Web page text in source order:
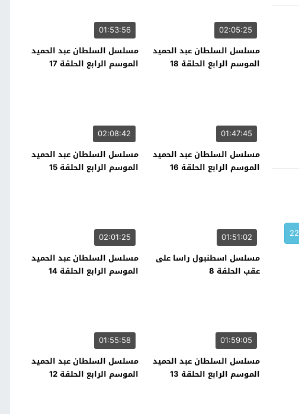
02:05:25
مسلسل السلطان عبد الحميد
الموسم الرابع الحلقة 18
01:53:56
مسلسل السلطان عبد الحميد
الموسم الرابع الحلقة 17
01:47:45
مسلسل السلطان عبد الحميد
الموسم الرابع الحلقة 16
02:08:42
مسلسل السلطان عبد الحميد
الموسم الرابع الحلقة 15
01:51:02
مسلسل اسطنبول راسا على
عقب الحلقة 8
02:01:25
مسلسل السلطان عبد الحميد
الموسم الرابع الحلقة 14
01:59:05
مسلسل السلطان عبد الحميد
الموسم الرابع الحلقة 13
01:55:58
مسلسل السلطان عبد الحميد
الموسم الرابع الحلقة 12